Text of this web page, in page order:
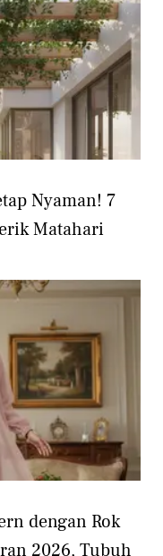
Nyaman! 7
Matahari
dengan Rok
2026, Tubuh